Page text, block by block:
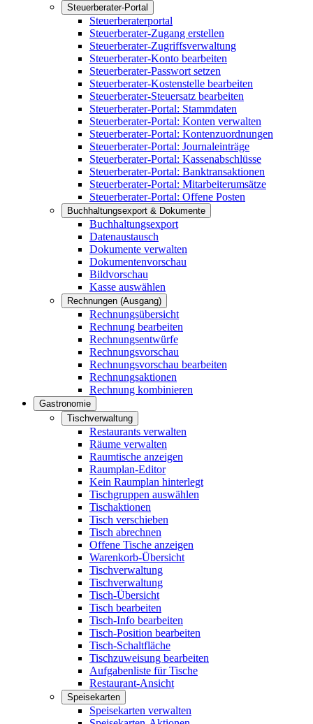
Steuerberater-Portal
Steuerberaterportal
Steuerberater-Zugang erstellen
Steuerberater-Zugriffsverwaltung
Steuerberater-Konto bearbeiten
Steuerberater-Passwort setzen
Steuerberater-Kostenstelle bearbeiten
Steuerberater-Steuersatz bearbeiten
Steuerberater-Portal: Stammdaten
Steuerberater-Portal: Konten verwalten
Steuerberater-Portal: Kontenzuordnungen
Steuerberater-Portal: Journaleinträge
Steuerberater-Portal: Kassenabschlüsse
Steuerberater-Portal: Banktransaktionen
Steuerberater-Portal: Mitarbeiterumsätze
Steuerberater-Portal: Offene Posten
Buchhaltungsexport & Dokumente
Buchhaltungsexport
Datenaustausch
Dokumente verwalten
Dokumentenvorschau
Bildvorschau
Kasse auswählen
Rechnungen (Ausgang)
Rechnungsübersicht
Rechnung bearbeiten
Rechnungsentwürfe
Rechnungsvorschau
Rechnungsvorschau bearbeiten
Rechnungsaktionen
Rechnung kombinieren
Gastronomie
Tischverwaltung
Restaurants verwalten
Räume verwalten
Raumtische anzeigen
Raumplan-Editor
Kein Raumplan hinterlegt
Tischgruppen auswählen
Tischaktionen
Tisch verschieben
Tisch abrechnen
Offene Tische anzeigen
Warenkorb-Übersicht
Tischverwaltung
Tischverwaltung
Tisch-Übersicht
Tisch bearbeiten
Tisch-Info bearbeiten
Tisch-Position bearbeiten
Tisch-Schaltfläche
Tischzuweisung bearbeiten
Aufgabenliste für Tische
Restaurant-Ansicht
Speisekarten
Speisekarten verwalten